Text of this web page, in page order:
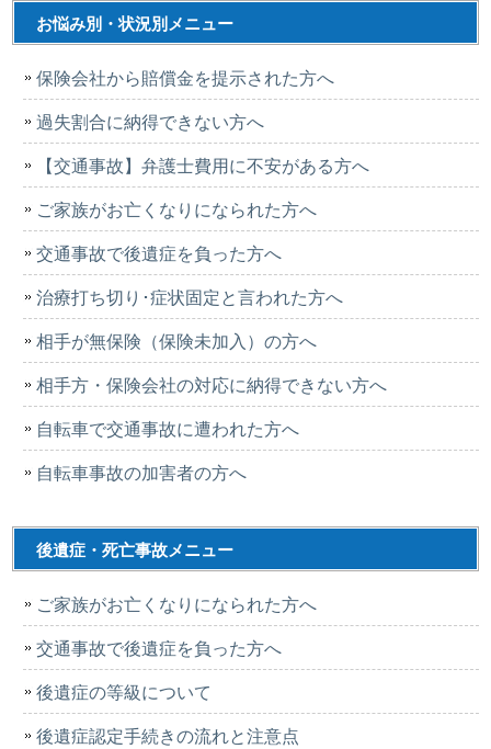
お悩み別・状況別メニュー
保険会社から賠償金を提示された方へ
過失割合に納得できない方へ
【交通事故】弁護士費用に不安がある方へ
ご家族がお亡くなりになられた方へ
交通事故で後遺症を負った方へ
治療打ち切り･症状固定と言われた方へ
相手が無保険（保険未加入）の方へ
相手方・保険会社の対応に納得できない方へ
自転車で交通事故に遭われた方へ
自転車事故の加害者の方へ
後遺症・死亡事故メニュー
ご家族がお亡くなりになられた方へ
交通事故で後遺症を負った方へ
後遺症の等級について
後遺症認定手続きの流れと注意点